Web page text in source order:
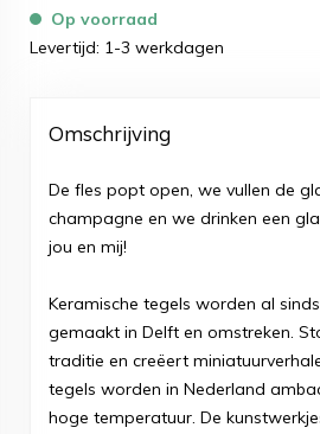
Op voorraad
Levertijd: 1-3 werkdagen
Omschrijving
De fles popt open, we vullen de
champagne en we drinken een
jou en mij!
Keramische tegels worden al
gemaakt in Delft en omstreken.
traditie en creëert
tegels worden in Nederland
hoge temperatuur. De